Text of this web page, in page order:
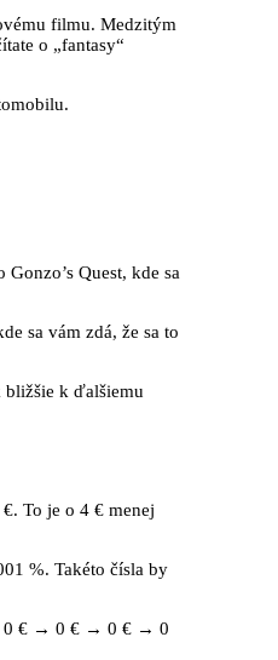
filmu. Medzitým
o „fantasy“
Quest, kde sa
sa vám zdá, že sa to
bližšie k ďalšiemu
To je o 4 € menej
%. Takéto čísla by
→ 0 € → 0 € → 0 € → 0